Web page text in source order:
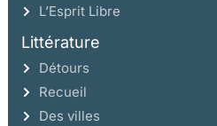
L’Esprit Libre
Littérature
Détours
Recueil
Des villes